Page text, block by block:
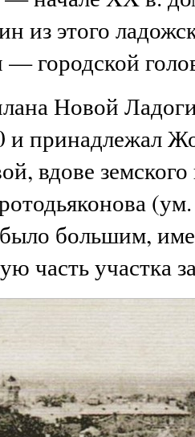
из этого
городской
Новой
и принадлежал
вдове
большим,
часть участка